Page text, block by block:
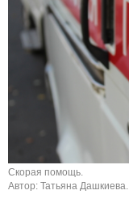
Скорая помощь.
Автор: Татьяна Дашкиева.